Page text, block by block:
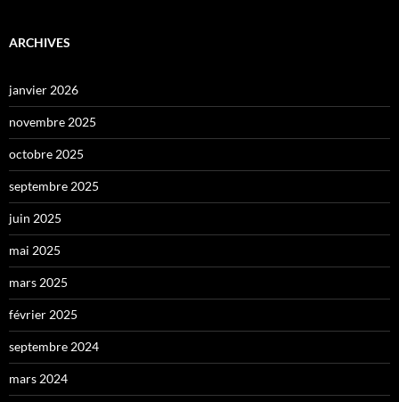
ARCHIVES
janvier 2026
novembre 2025
octobre 2025
septembre 2025
juin 2025
mai 2025
mars 2025
février 2025
septembre 2024
mars 2024